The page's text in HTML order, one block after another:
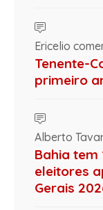
Ericelio
Tenente-
primeiro
Alberto
Bahia tem
eleitores
Gerais